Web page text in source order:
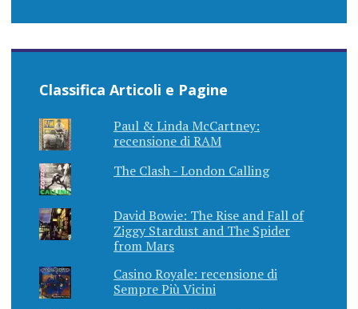
Classifica Articoli e Pagine
Paul & Linda McCartney:
recensione di RAM
The Clash - London Calling
David Bowie: The Rise and Fall of
Ziggy Stardust and The Spider
from Mars
Casino Royale: recensione di
Sempre Più Vicini